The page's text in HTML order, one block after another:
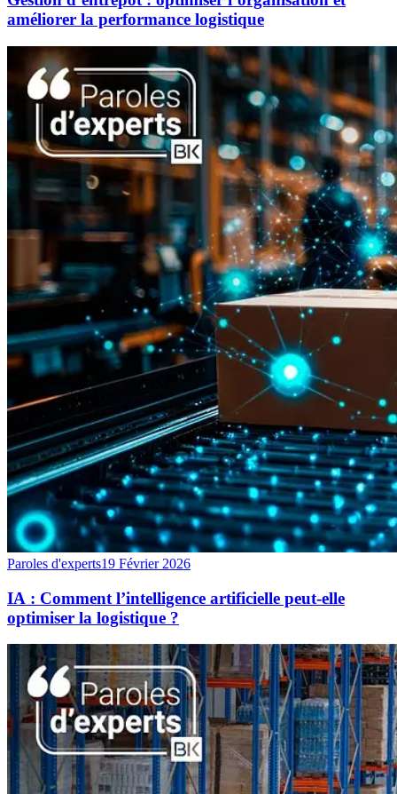
améliorer la performance logistique
Paroles d'experts19 Février 2026
IA : Comment l’intelligence artificielle peut-elle
optimiser la logistique ?